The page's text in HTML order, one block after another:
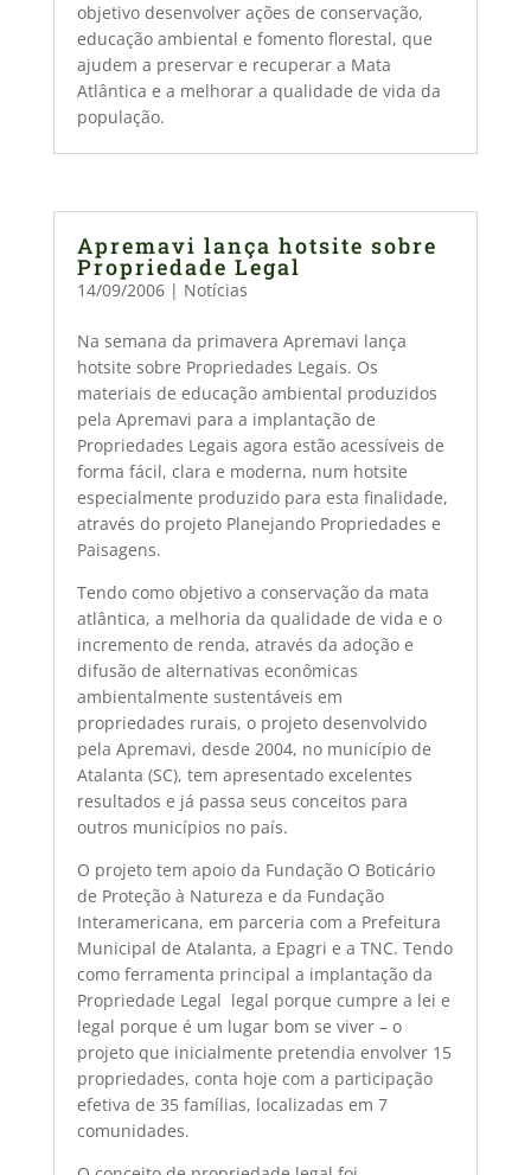
objetivo desenvolver ações de conservação,
educação ambiental e fomento florestal, que
ajudem a preservar e recuperar a Mata
Atlântica e a melhorar a qualidade de vida da
população.
Apremavi lança hotsite sobre
Propriedade Legal
14/09/2006| Notícias
Na semana da primavera Apremavi lança
hotsite sobre Propriedades Legais. Os
materiais de educação ambiental produzidos
pela Apremavi para a implantação de
Propriedades Legais agora estão acessíveis de
forma fácil, clara e moderna, num hotsite
especialmente produzido para esta finalidade,
através do projeto Planejando Propriedades e
Paisagens.
Tendo como objetivo a conservação da mata
atlântica, a melhoria da qualidade de vida e o
incremento de renda, através da adoção e
difusão de alternativas econômicas
ambientalmente sustentáveis em
propriedades rurais, o projeto desenvolvido
pela Apremavi, desde 2004, no município de
Atalanta (SC), tem apresentado excelentes
resultados e já passa seus conceitos para
outros municípios no país.
O projeto tem apoio da Fundação O Boticário
de Proteção à Natureza e da Fundação
Interamericana, em parceria com a Prefeitura
Municipal de Atalanta, a Epagri e a TNC. Tendo
como ferramenta principal a implantação da
Propriedade Legal  legal porque cumpre a lei e
legal porque é um lugar bom se viver – o
projeto que inicialmente pretendia envolver 15
propriedades, conta hoje com a participação
efetiva de 35 famílias, localizadas em 7
comunidades.